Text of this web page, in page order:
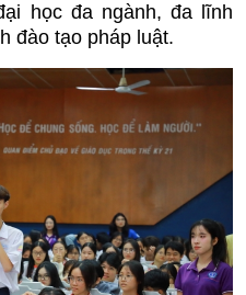
học đa ngành, đa lĩnh
đào tạo pháp luật.